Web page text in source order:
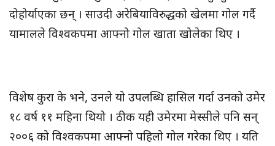
दोहोर्याएका छन् । साउदी अरेबियाविरुद्धको खेलमा गोल गर्दै
यामालले विश्वकपमा आफ्नो गोल खाता खोलेका थिए ।
विशेष कुरा के भने, उनले यो उपलब्धि हासिल गर्दा उनको उमेर
१८ वर्ष ११ महिना थियो । ठीक यही उमेरमा मेस्सीले पनि सन्
२००६ को विश्वकपमा आफ्नो पहिलो गोल गरेका थिए । यति